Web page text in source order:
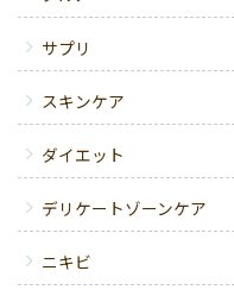
サプリ
スキンケア
ダイエット
デリケートゾーンケア
ニキビ